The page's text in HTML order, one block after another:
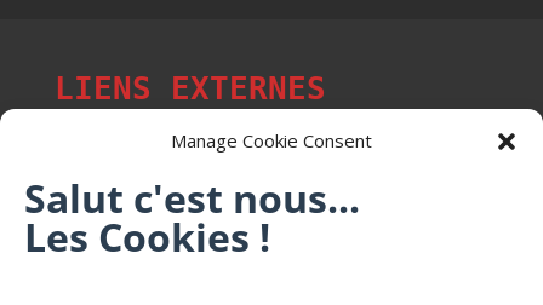
Manage Cookie Consent
Salut c'est nous...
Les Cookies !
LIENS EXTERNES
Les p'tits citoyens de Mont-Saint-Martin
Trail Saintmartinois Daniel FEITE